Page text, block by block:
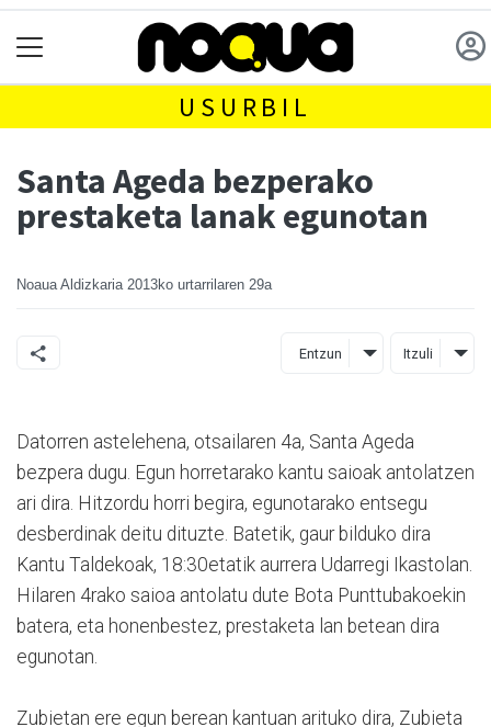
USURBIL
Santa Ageda bezperako
prestaketa lanak egunotan
Noaua Aldizkaria 2013ko urtarrilaren 29a
Entzun Itzuli
Datorren astelehena, otsailaren 4a, Santa Ageda
bezpera dugu. Egun horretarako kantu saioak antolatzen
ari dira. Hitzordu horri begira, egunotarako entsegu
desberdinak deitu dituzte. Batetik, gaur bilduko dira
Kantu Taldekoak, 18:30etatik aurrera Udarregi Ikastolan.
Hilaren 4rako saioa antolatu dute Bota Punttubakoekin
batera, eta honenbestez, prestaketa lan betean dira
egunotan.
Zubietan ere egun berean kantuan arituko dira, Zubieta